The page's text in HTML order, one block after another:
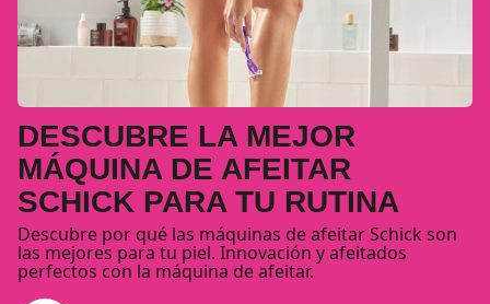
DESCUBRE LA MEJOR
MÁQUINA DE AFEITAR
SCHICK PARA TU RUTINA
Descubre por qué las máquinas de afeitar Schick son
las mejores para tu piel. Innovación y afeitados
perfectos con la máquina de afeitar.